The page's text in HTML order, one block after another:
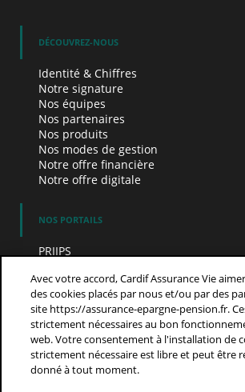
DÉCOUVREZ-NOUS
Identité & Chiffres
Notre signature
Nos équipes
Nos partenaires
Nos produits
Nos modes de gestion
Notre offre financière
Notre offre digitale
NOS PORTAILS
PRIIPS
K4U
AIDE ET CONTACT
Aide et contact
Avec votre accord, Cardif Assurance Vie
des cookies placés par nous et/ou par des
site https://assurance-epargne-pension.fr.
strictement nécessaires au bon
web. Votre consentement à l'installation de
strictement nécessaire est libre et peut être
donné à tout moment.